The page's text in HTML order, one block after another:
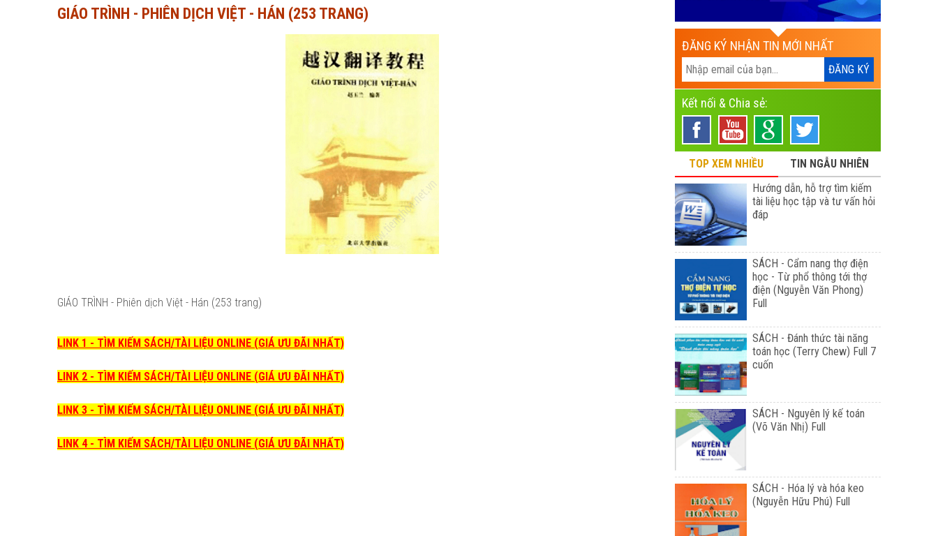
GIÁO TRÌNH - PHIÊN DỊCH VIỆT - HÁN (253 TRANG)
GIÁO TRÌNH - Phiên dịch Việt - Hán (253 trang)
LINK 1 - TÌM KIẾM SÁCH/TÀI LIỆU ONLINE (GIÁ ƯU ĐÃI NHẤT)
LINK 2 - TÌM KIẾM SÁCH/TÀI LIỆU ONLINE (GIÁ ƯU ĐÃI NHẤT)
LINK 3 - TÌM KIẾM SÁCH/TÀI LIỆU ONLINE (GIÁ ƯU ĐÃI NHẤT)
LINK 4 - TÌM KIẾM SÁCH/TÀI LIỆU ONLINE (GIÁ ƯU ĐÃI NHẤT)
ĐĂNG KÝ NHẬN TIN MỚI NHẤT
Kết nối & Chia sẻ:
TOP XEM NHIỀU
TIN NGẪU NHIÊN
Hướng dẫn, hỗ trợ tìm kiếm
tài liệu học tập và tư vấn hỏi
đáp
SÁCH - Cẩm nang thợ điện
học - Từ phổ thông tới thợ
điện (Nguyễn Văn Phong)
Full
SÁCH - Đánh thức tài năng
toán học (Terry Chew) Full 7
cuốn
SÁCH - Nguyên lý kế toán
(Võ Văn Nhị) Full
SÁCH - Hóa lý và hóa keo
(Nguyễn Hữu Phú) Full